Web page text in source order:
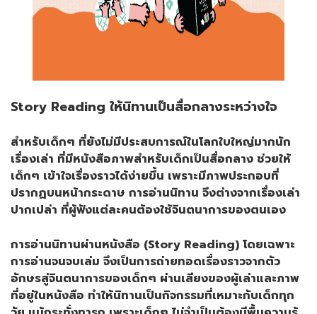
Story Reading ให้นิทานเป็นสื่อกลางระหว่างใจ
สำหรับเด็กๆ ที่ยังไม่มีประสบการณ์ในโลกใบใหญ่มากนัก
เรื่องเล่า ที่มีหนังสือภาพสำหรับเด็กเป็นสื่อกลาง ช่วยให้
เด็กๆ เข้าใจเรื่องราวได้ง่ายขึ้น เพราะมีภาพประกอบที่
ปรากฏบนหน้ากระดาษ การอ่านนิทาน จึงต่างจากเรื่องเล่า
ปากเปล่า ที่ผู้ฟังแต่ละคนต้องใช้จินตนาการของตนเอง
การอ่านนิทานผ่านหนังสือ (Story Reading) โดยเฉพาะ
การอ่านจนจบเล่ม จึงเป็นการถ่ายทอดเรื่องราวจากตัว
อักษรสู่จินตนาการของเด็กๆ ผ่านเสียงของผู้เล่าและภาพ
ที่อยู่ในหนังสือ ทำให้นิทานเป็นกิจกรรมที่เหมาะกับเด็กทุก